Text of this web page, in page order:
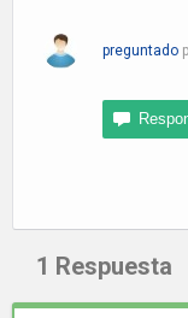
preguntado
1 Respuesta